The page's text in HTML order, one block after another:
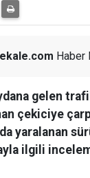
gelen
çekiciye
yaralanan
ilgili